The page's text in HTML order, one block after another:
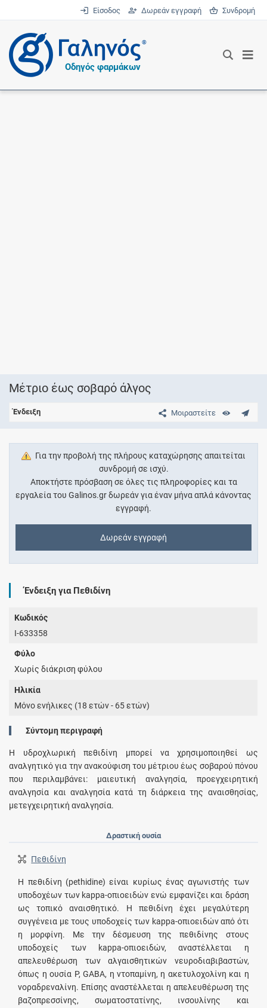
Είσοδος Δωρεάν εγγραφή Συνδρομή
®
Οδηγός φαρμάκων
Μέτριο έως σοβαρό άλγος
Μοιραστείτε
Ένδειξη
Για την προβολή της πλήρους καταχώρησης απαιτείται
συνδρομή σε ισχύ.
Αποκτήστε πρόσβαση σε όλες τις πληροφορίες και τα
εργαλεία του Galinos.gr δωρεάν για έναν μήνα απλά κάνοντας
εγγραφή.
Δωρεάν εγγραφή
Ένδειξη για Πεθιδίνη
Κωδικός
I-633358
Φύλο
Χωρίς διάκριση φύλου
Ηλικία
Μόνο ενήλικες (18 ετών - 65 ετών)
Σύντομη περιγραφή
Η υδροχλωρική πεθιδίνη μπορεί να χρησιμοποιηθεί ως
αναλγητικό για την ανακούφιση του μέτριου έως σοβαρού πόνου
που περιλαμβάνει: μαιευτική αναλγησία, προεγχειρητική
αναλγησία και αναλγησία κατά τη διάρκεια της αναισθησίας,
μετεγχειρητική αναλγησία.
Δραστική ουσία
Πεθιδίνη
Η πεθιδίνη (pethidine) είναι κυρίως ένας αγωνιστής των
υποδοχέων των kappa-οπιοειδών ενώ εμφανίζει και δράση
ως τοπικό αναισθητικό. Η πεθιδίνη έχει μεγαλύτερη
συγγένεια με τους υποδοχείς των kappa-οπιοειδών από ότι
η μορφίνη. Με την δέσμευση της πεθιδίνης στους
υποδοχείς των kappa-οπιοειδών, αναστέλλεται η
απελευθέρωση των αλγαισθητικών νευροδιαβιβαστών,
όπως η ουσία P, GABA, η ντοπαμίνη, η ακετυλοχολίνη και η
νοραδρεναλίνη. Επίσης αναστέλλεται η απελευθέρωση της
βαζοπρεσσίνης, σωματοστατίνης, ινσουλίνης και